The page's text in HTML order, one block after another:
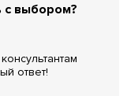
с выбором?
ответ!